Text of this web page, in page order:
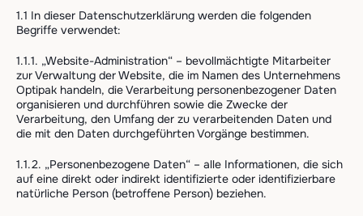
1.1 In dieser Datenschutzerklärung werden die folgenden
Begriffe verwendet:
1.1.1. „Website-Administration“ – bevollmächtigte Mitarbeiter
zur Verwaltung der Website, die im Namen des Unternehmens
Optipak handeln, die Verarbeitung personenbezogener Daten
organisieren und durchführen sowie die Zwecke der
Verarbeitung, den Umfang der zu verarbeitenden Daten und
die mit den Daten durchgeführten Vorgänge bestimmen.
1.1.2. „Personenbezogene Daten“ – alle Informationen, die sich
auf eine direkt oder indirekt identifizierte oder identifizierbare
natürliche Person (betroffene Person) beziehen.